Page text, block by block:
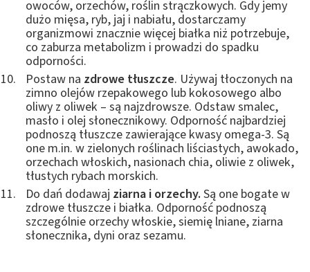
owoców, orzechów, roślin strączkowych. Gdy jemy
dużo mięsa, ryb, jaj i nabiału, dostarczamy
organizmowi znacznie więcej białka niż potrzebuje,
co zaburza metabolizm i prowadzi do spadku
odporności.
Postaw na zdrowe tłuszcze. Używaj tłoczonych na
zimno olejów rzepakowego lub kokosowego albo
oliwy z oliwek – są najzdrowsze. Odstaw smalec,
masło i olej słonecznikowy. Odporność najbardziej
podnoszą tłuszcze zawierające kwasy omega-3. Są
one m.in. w zielonych roślinach liściastych, awokado,
orzechach włoskich, nasionach chia, oliwie z oliwek,
tłustych rybach morskich.
Do dań dodawaj ziarna i orzechy.Są one bogate w
zdrowe tłuszcze i białka. Odporność podnoszą
szczególnie orzechy włoskie, siemię lniane, ziarna
słonecznika, dyni oraz sezamu.